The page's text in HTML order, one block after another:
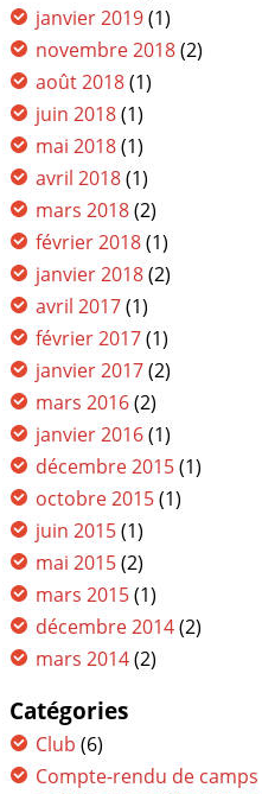
janvier 2019(1)
novembre 2018(2)
août 2018(1)
juin 2018(1)
mai 2018(1)
avril 2018(1)
mars 2018(2)
février 2018(1)
janvier 2018(2)
avril 2017(1)
février 2017(1)
janvier 2017(2)
mars 2016(2)
janvier 2016(1)
décembre 2015(1)
octobre 2015(1)
juin 2015(1)
mai 2015(2)
mars 2015(1)
décembre 2014(2)
mars 2014(2)
Catégories
Club (6)
Compte-rendu de camps